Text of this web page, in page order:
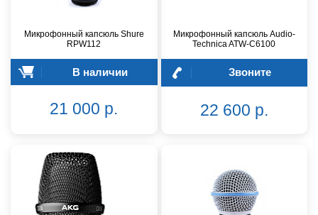
Микрофонный капсюль Shure
RPW112
В наличии
21 000 р.
Микрофонный капсюль Audio-
Technica ATW-C6100
Звоните
22 600 р.